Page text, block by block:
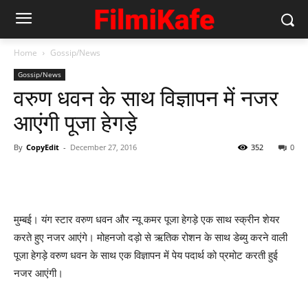
Home Gossip/News
Gossip/News
वरुण धवन के साथ विज्ञापन में नजर
आएंगी पूजा हेगड़े
By CopyEdit - December 27, 2016 0
352
मुम्‍बई। यंग स्‍टार वरुण धवन और न्‍यू कमर पूजा हेगड़े एक साथ स्‍क्रीन शेयर
करते हुए नजर आएंगे। मोहनजो दड़ो से ऋतिक रोशन के साथ डेब्‍यु करने वाली
पूजा हेगड़े वरुण धवन के साथ एक विज्ञापन में पेय पदार्थ को प्रमोट करती हुई
नजर आएंगी।